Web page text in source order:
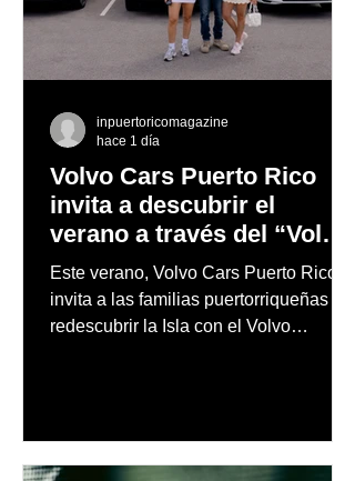
Volvo Cars Puerto Rico
invita a descubrir el
verano a través del “Volvo
Summer Road Trip”
Este verano, Volvo Cars Puerto Rico
invita a las familias puertorriqueñas a
redescubrir la Isla con el Volvo
inpuertoricomagazine
hace 1 día